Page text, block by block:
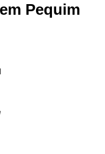
Pequim